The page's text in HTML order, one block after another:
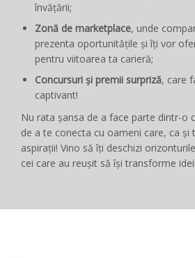
învățării;
Zonă de marketplace, unde
prezenta oportunitățile și îți vor
pentru viitoarea ta carieră;
Concursuri și premii surpriză, care
captivant!
Nu rata șansa de a face parte dintr-o
de a te conecta cu oameni care, ca și
aspirații! Vino să îți deschizi
cei care au reușit să își transforme